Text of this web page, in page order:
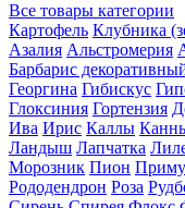
Все товары категории
Картофель Клубника
Азалия Альстромерия
Барбарис
Георгина Гибискус
Глоксиния Гортензия
Ива Ирис Каллы
Ландыш Лапчатка
Морозник Пион
Рододендрон Роза